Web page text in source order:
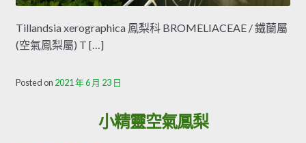
Tillandsia xerographica 鳳梨科 BROMELIACEAE / 鐵蘭屬
(空氣鳳梨屬) T […]
Posted on 2021 年 6 月 23 日
小精靈空氣鳳梨